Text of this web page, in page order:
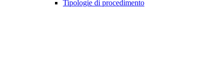
Tipologie di procedimento